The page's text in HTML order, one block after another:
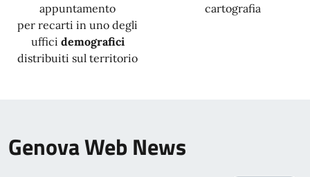
appuntamento
per recarti in uno degli
uffici demografici
distribuiti sul territorio
cartografia
Genova Web News